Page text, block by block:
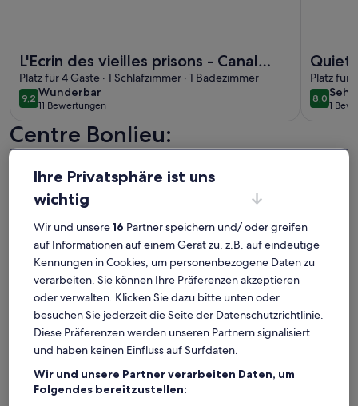
L'Ecrin des vieilles prisons - Canal
Annecy
Platz für 4 Gäste · 1 Schlafzimmer · 1 Badezimmer
9,29,2 von 10
Wunderbar
wunderbar
11 Bewertungen
(11
bewertungen)
Quiet
Platz für
8,08,0 von
sehr
gut
1
(1
Centre Bonlieu:
Ferienunterkünfte mit Top-
Bewertung
Weitere Infos zu STUDIO BIS, ALTSTADT
Ihre Privatsphäre ist uns
wichtig
Wir und unsere16 Partner speichern und/ oder greifen
auf Informationen auf einem Gerät zu, z.B. auf eindeutige
Kennungen in Cookies, um personenbezogene Daten zu
verarbeiten. Sie können Ihre Präferenzen akzeptieren
oder verwalten. Klicken Sie dazu bitte unten oder
besuchen Sie jederzeit die Seite der Datenschutzrichtlinie.
Diese Präferenzen werden unseren Partnern signalisiert
und haben keinen Einfluss auf Surfdaten.
Wir und unsere Partner verarbeiten Daten, um
Folgendes bereitzustellen: